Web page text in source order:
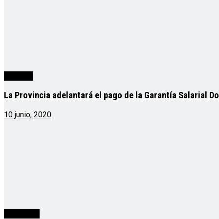
La Provincia adelantará el pago de la Garantía Salarial
10 junio, 2020